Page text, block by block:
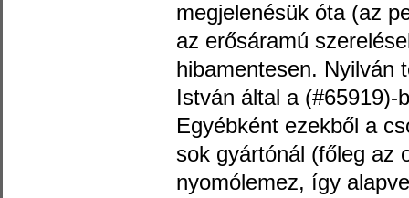
megjelenésük óta (az
az erősáramú
hibamentesen. Nyilván
István által a
Egyébként ezekből a
sok gyártónál (főleg az
nyomólemez, így